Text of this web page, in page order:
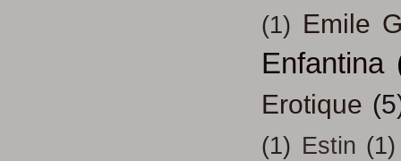
(1) Emile
Enfantina
Erotique
(1) Estin (1)